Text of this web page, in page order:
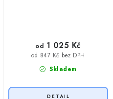
Skladem
od 847 Kč bez DPH
od 1 025 Kč